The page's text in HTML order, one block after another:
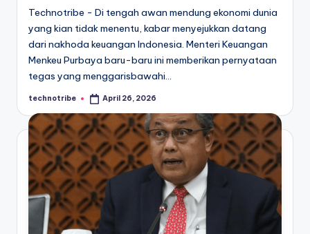
Technotribe - Di tengah awan mendung ekonomi dunia
yang kian tidak menentu, kabar menyejukkan datang
dari nakhoda keuangan Indonesia. Menteri Keuangan
Menkeu Purbaya baru-baru ini memberikan pernyataan
tegas yang menggarisbawahi…
Posted
technotribe April 26, 2026